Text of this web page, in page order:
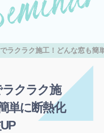
ラクラク施工！どんな窓も簡
クラク施
単に断熱化